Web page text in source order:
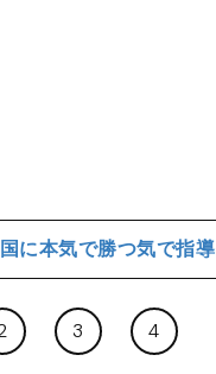
に本気で勝つ気で指導
3 4